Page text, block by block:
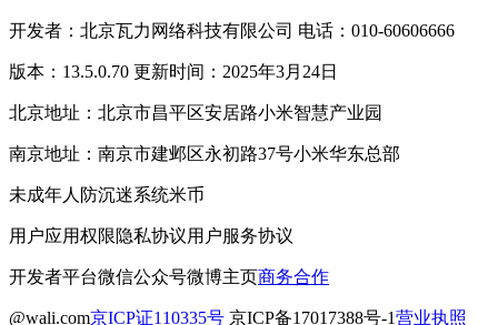
开发者：北京瓦力网络科技有限公司 电话：010-60606666
版本：13.5.0.70 更新时间：2025年3月24日
北京地址：北京市昌平区安居路小米智慧产业园
南京地址：南京市建邺区永初路37号小米华东总部
未成年人防沉迷系统米币
用户应用权限隐私协议用户服务协议
开发者平台微信公众号微博主页商务合作
@wali.com京ICP证110335号 京ICP备17017388号-1营业执照